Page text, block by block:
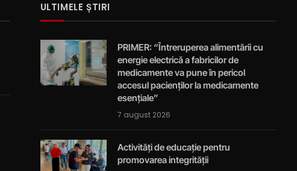
ULTIMELE ȘTIRI
PRIMER: “Întreruperea alimentării cu
energie electrică a fabricilor de
medicamente va pune în pericol
accesul pacienților la medicamente
esențiale”
7 august 2026
Activități de educație pentru
promovarea integrității